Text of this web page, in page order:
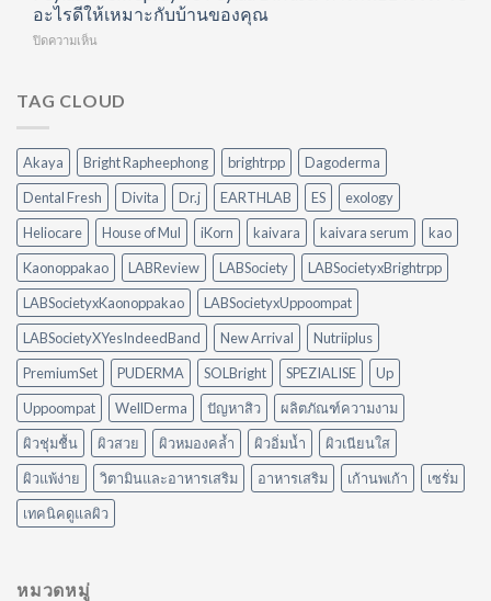
เดียว
เอง
มา
สดชื่น
เสร็จ
แต่
ครัว
5
คราบ
น้ำมัน
ไม่
ต้อง
ออกแรง
ขัด
อะไรดีให้เหมาะกับบ้านของคุณ
ปิดความเห็น
Spray
Diffuser
ต่าง
กัน
อย่างไร?
ใช้
อะไร
ดี
ให้
เหมาะ
กับ
บ้าน
ของ
คุณ
TAG CLOUD
Akaya Bright Rapheephong brightrpp
Dagoderma
Dental Fresh
Divita Dr.j EARTHLAB ES
exology
Heliocare
House of Mul iKorn kaivara kaivara serum
kao
Kaonoppakao
LABReview LABSociety
LABSocietyxBrightrpp
LABSocietyxKaonoppakao
LABSocietyxUppoompat
LABSocietyXYesIndeedBand
New Arrival
Nutriiplus
PremiumSet
PUDERMA SOLBright SPEZIALISE
Up
Uppoompat
WellDerma ปัญหาสิว
ผลิตภัณฑ์ความงาม
ผิวชุ่มชื้น
ผิวสวย ผิวหมองคล้ำ ผิวอิ่มน้ำ
ผิวเนียนใส
ผิวแพ้ง่าย
วิตามินและอาหารเสริม อาหารเสริม เก้านพเก้า
เซรั่ม
เทคนิคดูแลผิว
หมวดหมู่